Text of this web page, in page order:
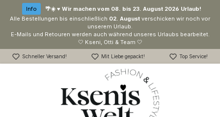
Zum Hauptinhalt springen
Info
🌴☀️ ♥ Wir machen vom 08. bis 23. August 2026 Urlaub!
Alle Bestellungen bis einschließlich 02. August verschicken wir noch vor
unserem Urlaub.
E-Mails und Retouren werden auch während unseres Urlaubs bearbeitet.
🤍 Kseni, Otti & Team 🤍
Schneller Versand! Mit Liebe gepackt! Top Service!